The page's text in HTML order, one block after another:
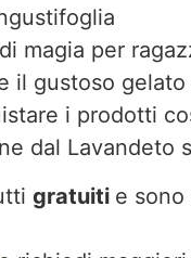
magia per
il gustoso gelato
i prodotti
dal Lavandeto
gratuiti e